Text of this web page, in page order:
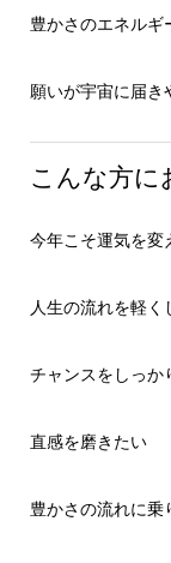
豊かさのエネルギ
願いが宇宙に届き
こんな方に
今年こそ運気を変
人生の流れを軽く
チャンスをしっか
直感を磨きたい
豊かさの流れに乗